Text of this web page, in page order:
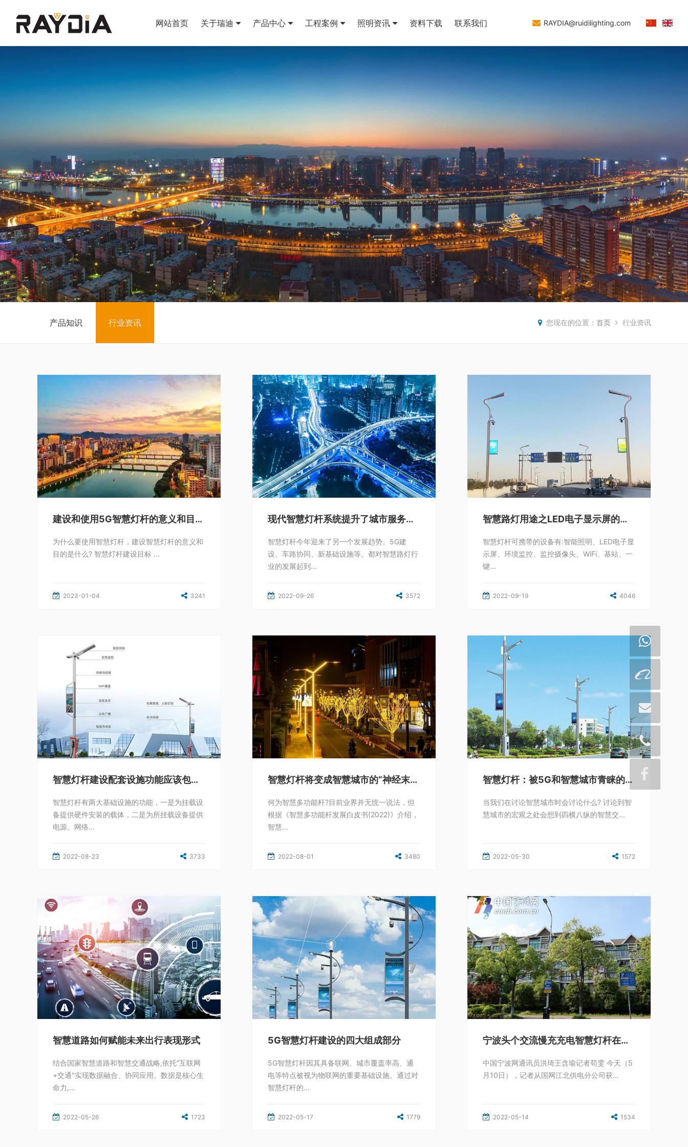
网站首页 关于瑞迪 产品中心 工程案例 照明资讯 资料下载 联系我们 RAYDIA@ruidilighting.com
产品知识 行业资讯 您现在的位置： 首页 行业资讯
建设和使用5G智慧灯杆的意义和目的是什么
为什么要使用智慧灯杆，建设智慧灯杆的意义和
目的是什么? 智慧灯杆建设目标 ...
2023-01-04 3241
现代智慧灯杆系统提升了城市服务管理水平
智慧灯杆今年迎来了另一个发展趋势。5G建
设、车路协同、新基础设施等。都对智慧路灯行
业的发展起到...
2022-09-26 3572
智慧路灯用途之LED电子显示屏的优点介绍
智慧灯杆可携带的设备有:智能照明、LED电子显
示屏、环境监控、监控摄像头、WiFi、基站、一
键...
2022-09-19 4046
智慧灯杆建设配套设施功能应该包括哪些
智慧灯杆有两大基础设施的功能，一是为挂载设
备提供硬件安装的载体，二是为所挂载设备提供
电源、网络...
2022-08-23 3733
智慧灯杆将变成智慧城市的“神经末梢”
何为智慧多功能杆?目前业界并无统一说法，但
根据《智慧多功能杆发展白皮书(2022)》介绍，
智慧...
2022-08-01 3480
智慧灯杆：被5G和智慧城市青睐的“小巨人”
当我们在讨论智慧城市时会讨论什么? 讨论到智
慧城市的宏观之处会想到四横八纵的智慧交...
2022-05-30 1572
智慧道路如何赋能未来出行表现形式
结合国家智慧道路和智慧交通战略,依托“互联网
+交通"实现数据融合、协同应用。数据是核心生
命力,...
2022-05-26 1723
5G智慧灯杆建设的四大组成部分
5G智慧灯杆因其具备联网、城市覆盖率高、通
电等特点被视为物联网的重要基础设施。通过对
智慧灯杆的...
2022-05-17 1779
宁波头个交流慢充充电智慧灯杆在江北投运
中国宁波网通讯员洪琦王含瑜记者苟雯 今天（5
月10日），记者从国网江北供电分公司获...
2022-05-14 1534